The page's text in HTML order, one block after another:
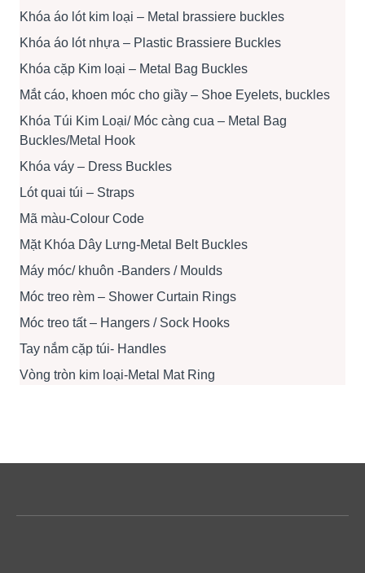
Khóa áo lót kim loại – Metal brassiere buckles
Khóa áo lót nhựa – Plastic Brassiere Buckles
Khóa cặp Kim loại – Metal Bag Buckles
Mắt cáo, khoen móc cho giầy – Shoe Eyelets, buckles
Khóa Túi Kim Loại/ Móc càng cua – Metal Bag
Buckles/Metal Hook
Khóa váy – Dress Buckles
Lót quai túi – Straps
Mã màu-Colour Code
Mặt Khóa Dây Lưng-Metal Belt Buckles
Máy móc/ khuôn -Banders / Moulds
Móc treo rèm – Shower Curtain Rings
Móc treo tất – Hangers / Sock Hooks
Tay nắm cặp túi- Handles
Vòng tròn kim loại-Metal Mat Ring